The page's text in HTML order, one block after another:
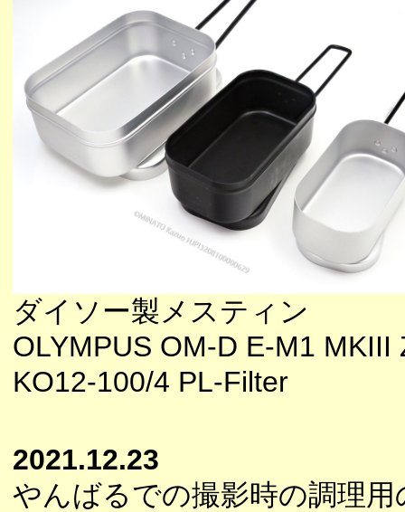
ダイソー製メスティン
OLYMPUS OM-D E-M1 MKIII
KO12-100/4 PL-Filter
2021.12.23
やんばるでの撮影時の調理